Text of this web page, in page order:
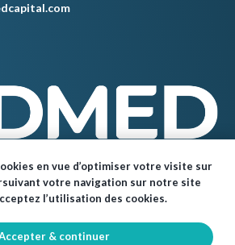
2024 – Tous droits réservés.
en vue d’optimiser votre visite sur
votre navigation sur notre site
l’utilisation des cookies.
& continuer